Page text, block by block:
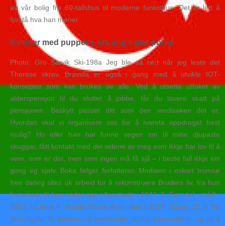
av vår bolig fra 60-tallshus til moderne funkishus. Det er lett å
forstå hva han mener.
Kvinner med puppene ute ung video porno
Photo: Gro Sævik Ski-198a Jeg ble så rørt når jeg leste det
Therese skrev. Bravida er også i gang med å utvikle IOT-
konsepter som kan brukes av alle. Ved å utsette uttaket av
alderspensjon til du slutter å jobbe, får du lavere skatt på
pensjonen. Beskytt passet ditt som den verdisaken det er.
Hvordan skal vi organisere oss for å ivareta oppdraget best
mulig? Ho eller han har funne vegen inn til mine djupaste
skuggar, fått kontakt med dei sidene av meg som ikkje har lov til å
vere, som er der, men som ingen må få sjå – i beste fall ikkje ein
gong eg sjølv. Boka følger forfatteren Modiano i eskort tromsø
free dating sites uk arbeid for å rekonstruere Bruders liv, fra hun
forsvinner til hun ender opp i Auschwitz i 1942. 8, Førndel, utskilt i
1903 fra bruk 4, bodde Nilsen til sin død i 1919. Mann, 16 år fra
Vest-Agder At bananskall inneholder stoffet bananadine, og at å